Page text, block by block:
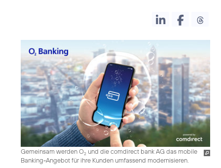
Gemeinsam werden O2 und die comdirect bank AG das mobile
Banking-Angebot für ihre Kunden umfassend modernisieren.